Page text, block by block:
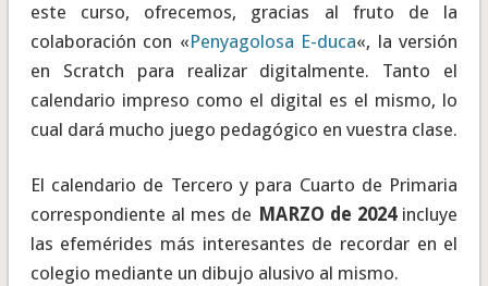
este curso, ofrecemos, gracias al fruto de la
colaboración con «Penyagolosa E-duca«, la versión
en Scratch para realizar digitalmente. Tanto el
calendario impreso como el digital es el mismo, lo
cual dará mucho juego pedagógico en vuestra clase.
El calendario de Tercero y para Cuarto de Primaria
correspondiente al mes de MARZO de 2024incluye
las efemérides más interesantes de recordar en el
colegio mediante un dibujo alusivo al mismo.